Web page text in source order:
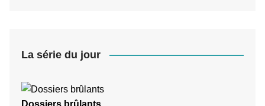
La série du jour
Dossiers brûlants